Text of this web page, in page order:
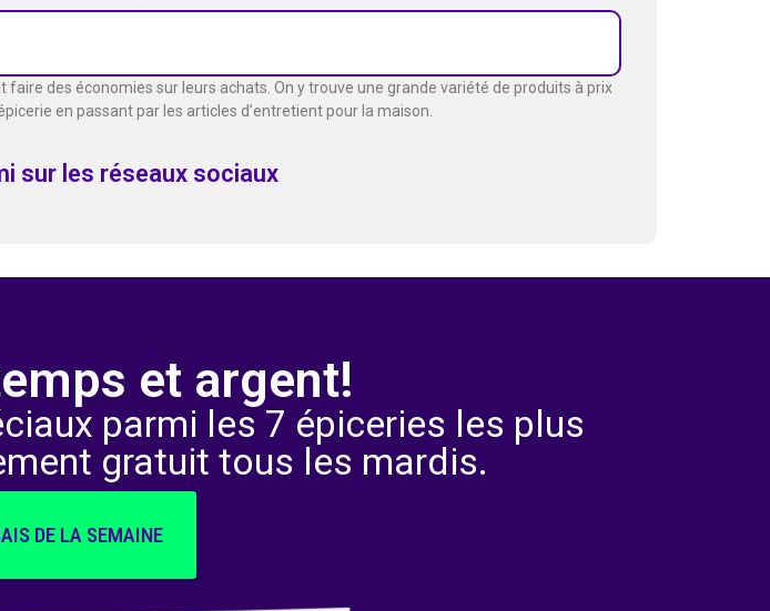
des économies sur leurs achats. On y trouve une grande variété de produits à prix
en passant par les articles d’entretient pour la maison.
sur les réseaux sociaux
et argent!
parmi les 7 épiceries les plus
gratuit tous les mardis.
DE LA SEMAINE